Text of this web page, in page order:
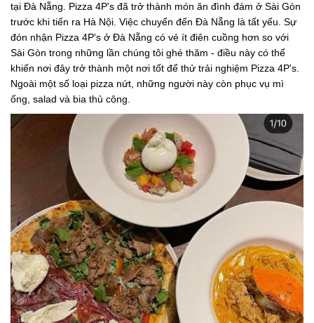
tại Đà Nẵng. Pizza 4P's đã trở thành món ăn đình đám ở Sài Gòn
trước khi tiến ra Hà Nội. Việc chuyển đến Đà Nẵng là tất yếu. Sự
đón nhận Pizza 4P's ở Đà Nẵng có vẻ ít điên cuồng hơn so với
Sài Gòn trong những lần chúng tôi ghé thăm - điều này có thể
khiến nơi đây trở thành một nơi tốt để thử trải nghiệm Pizza 4P's.
Ngoài một số loại pizza nứt, những người này còn phục vụ mì
ống, salad và bia thủ công.